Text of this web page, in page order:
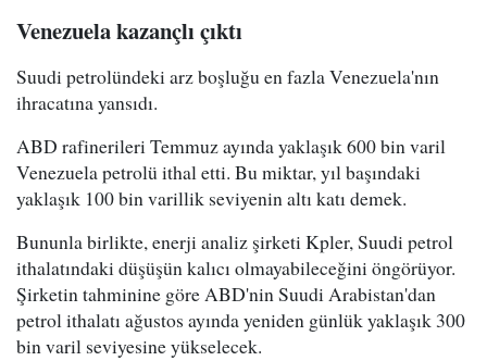
Venezuela kazançlı çıktı
Suudi petrolündeki arz boşluğu en fazla Venezuela'nın
ihracatına yansıdı.
ABD rafinerileri Temmuz ayında yaklaşık 600 bin varil
Venezuela petrolü ithal etti. Bu miktar, yıl başındaki
yaklaşık 100 bin varillik seviyenin altı katı demek.
Bununla birlikte, enerji analiz şirketi Kpler, Suudi petrol
ithalatındaki düşüşün kalıcı olmayabileceğini öngörüyor.
Şirketin tahminine göre ABD'nin Suudi Arabistan'dan
petrol ithalatı ağustos ayında yeniden günlük yaklaşık 300
bin varil seviyesine yükselecek.